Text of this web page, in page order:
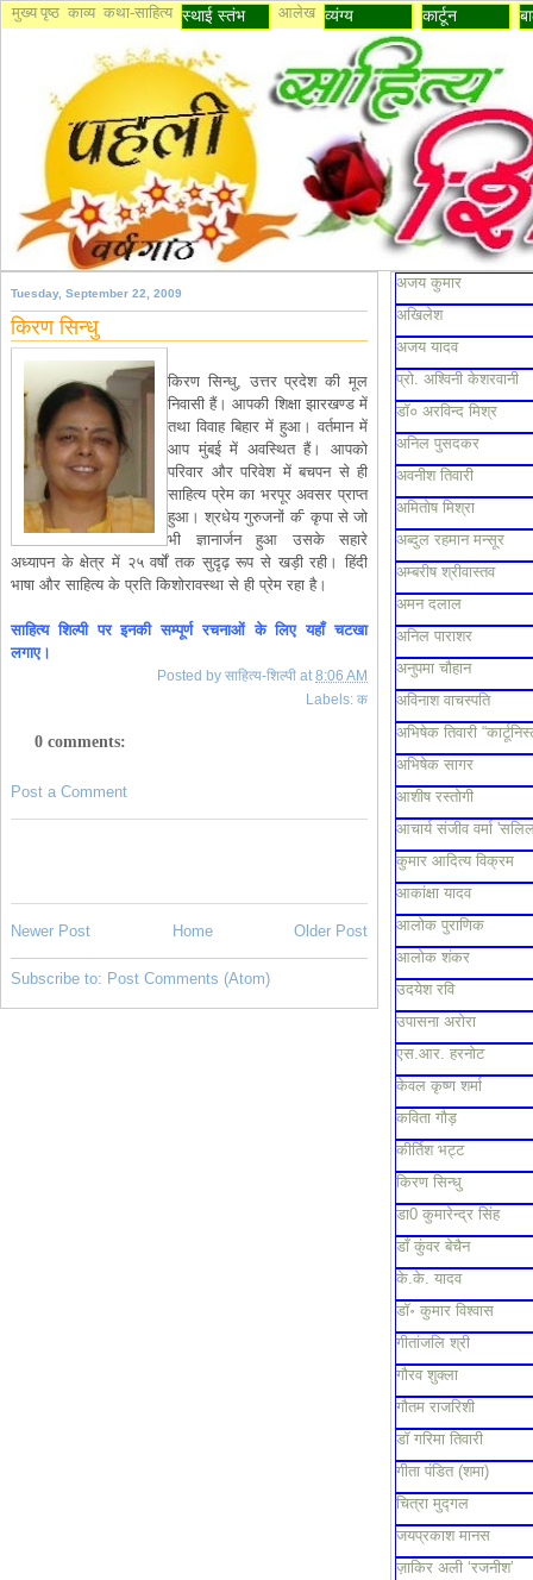
मुख्य पृष्ठ काव्य कथा-साहित्य स्थाई स्तंभ आलेख व्यंग्य कार्टून
Tuesday, September 22, 2009
किरण सिन्धु
किरण सिन्धु, उत्तर प्रदेश की मूल
निवासी हैं। आपकी शिक्षा झारखण्ड में
तथा विवाह बिहार में हुआ। वर्तमान में
आप मुंबई में अवस्थित हैं। आपको
परिवार और परिवेश में बचपन से ही
साहित्य प्रेम का भरपूर अवसर प्राप्त
हुआ। श्रधेय गुरुजनों की कृपा से जो
भी ज्ञानार्जन हुआ उसके सहारे
अध्यापन के क्षेत्र में २५ वर्षों तक सुदृढ़ रूप से खड़ी रही। हिंदी
भाषा और साहित्य के प्रति किशोरावस्था से ही प्रेम रहा है।
साहित्य शिल्पी पर इनकी सम्पूर्ण रचनाओं के लिए यहाँ चटखा
लगाए।
Posted by साहित्य-शिल्पी at 8:06 AM
Labels: क
0 comments:
Post a Comment
Newer Post Older Post
Home
Subscribe to: Post Comments (Atom)
अजय कुमार
अखिलेश
अजय यादव
प्रो. अश्विनी केशरवानी
डॉ० अरविन्द मिश्र
अनिल पुसदकर
अवनीश तिवारी
अमितोष मिश्रा
अब्दुल रहमान मन्सूर
अम्बरीष श्रीवास्तव
अमन दलाल
अनिल पाराशर
अनुपमा चौहान
अविनाश वाचस्पति
अभिषेक तिवारी
अभिषेक सागर
आशीष रस्तोगी
आचार्य संजीव वर्मा
कुमार आदित्य विक्रम
आकांक्षा यादव
आलोक पुराणिक
आलोक शंकर
उदयेश रवि
उपासना अरोरा
एस.आर. हरनोट
केवल कृष्ण शर्मा
कविता गौड़
कीर्तिश भट्ट
किरण सिन्धु
डा0 कुमारेन्द्र सिंह
डाँ कुंवर बेचैन
के.के. यादव
डॉ॰ कुमार विश्वास
गीतांजलि श्री
गौरव शुक्ला
गौतम राजरिशी
डॉ गरिमा तिवारी
गीता पंडित (शमा)
चित्रा मुद्गल
जयप्रकाश मानस
ज़ाकिर अली ‘रजनीश’